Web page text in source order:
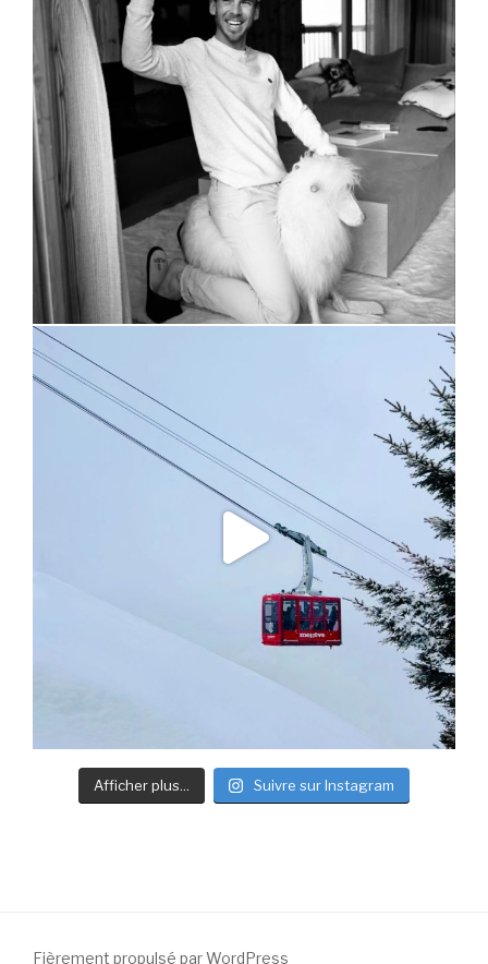
Afficher plus... Suivre sur Instagram
Fièrement propulsé par WordPress